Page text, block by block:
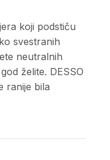
koji podstiču
svestranih
neutralnih
želite. DESSO
ranije bila